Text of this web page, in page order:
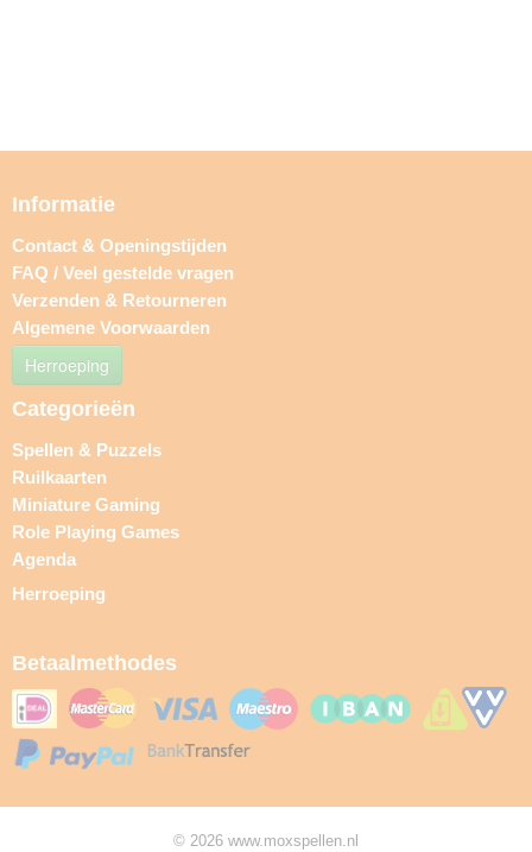
Informatie
Contact & Openingstijden
FAQ / Veel gestelde vragen
Verzenden & Retourneren
Algemene Voorwaarden
Herroeping
Categorieën
Spellen & Puzzels
Ruilkaarten
Miniature Gaming
Role Playing Games
Agenda
Herroeping
Betaalmethodes
© 2026 www.moxspellen.nl